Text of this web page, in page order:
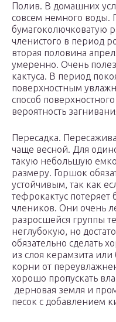
Полив. В домашних
совсем немного воды.
бумагоколючковатую
членистого в период
вторая половина
умеренно. Очень
кактуса. В период
поверхностным
способ
вероятность
Пересадка.
чаще весной. Для
такую небольшую
размеру. Горшок
устойчивым, так как
тефрокактус потеряет
члеников. Они очень
разросшейся группы
неглубокую, но
обязательно сделать
из слоя керамзита
корни от
хорошо пропускать
дерновая земля и
песок с добавлением